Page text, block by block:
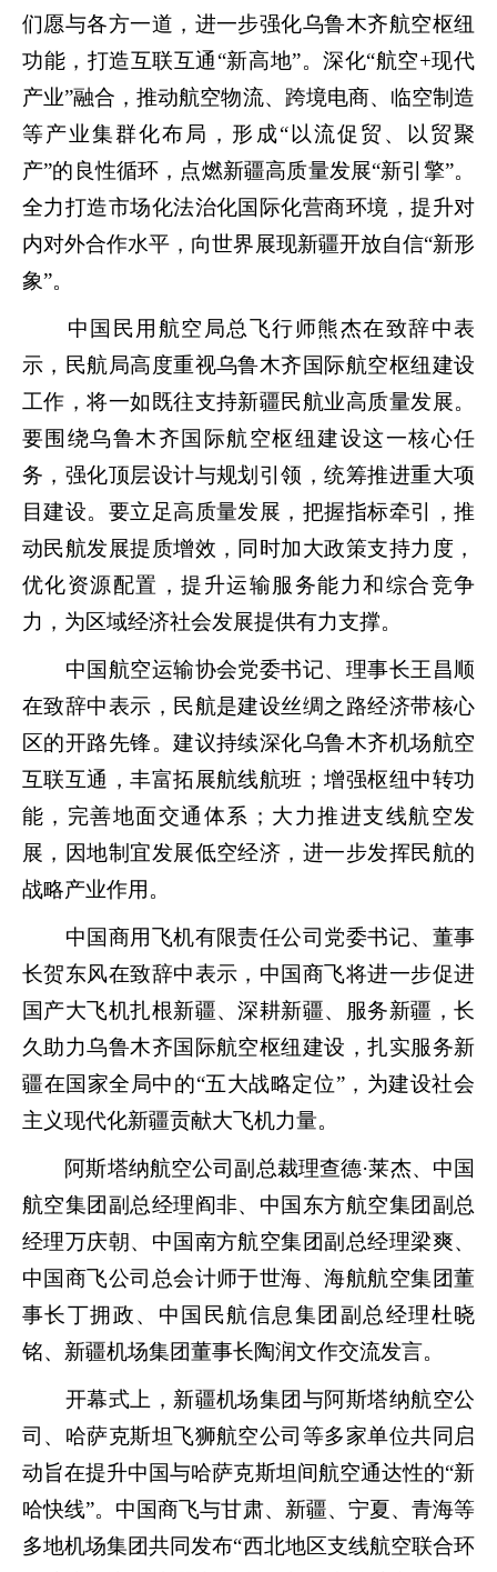
们愿与各方一道，进一步强化乌鲁木齐航空枢纽
功能，打造互联互通“新高地”。深化“航空+现代
产业”融合，推动航空物流、跨境电商、临空制造
等产业集群化布局，形成“以流促贸、以贸聚
产”的良性循环，点燃新疆高质量发展“新引擎”。
全力打造市场化法治化国际化营商环境，提升对
内对外合作水平，向世界展现新疆开放自信“新形
象”。
中国民用航空局总飞行师熊杰在致辞中表
示，民航局高度重视乌鲁木齐国际航空枢纽建设
工作，将一如既往支持新疆民航业高质量发展。
要围绕乌鲁木齐国际航空枢纽建设这一核心任
务，强化顶层设计与规划引领，统筹推进重大项
目建设。要立足高质量发展，把握指标牵引，推
动民航发展提质增效，同时加大政策支持力度，
优化资源配置，提升运输服务能力和综合竞争
力，为区域经济社会发展提供有力支撑。
中国航空运输协会党委书记、理事长王昌顺
在致辞中表示，民航是建设丝绸之路经济带核心
区的开路先锋。建议持续深化乌鲁木齐机场航空
互联互通，丰富拓展航线航班；增强枢纽中转功
能，完善地面交通体系；大力推进支线航空发
展，因地制宜发展低空经济，进一步发挥民航的
战略产业作用。
中国商用飞机有限责任公司党委书记、董事
长贺东风在致辞中表示，中国商飞将进一步促进
国产大飞机扎根新疆、深耕新疆、服务新疆，长
久助力乌鲁木齐国际航空枢纽建设，扎实服务新
疆在国家全局中的“五大战略定位”，为建设社会
主义现代化新疆贡献大飞机力量。
阿斯塔纳航空公司副总裁理查德·莱杰、中国
航空集团副总经理阎非、中国东方航空集团副总
经理万庆朝、中国南方航空集团副总经理梁爽、
中国商飞公司总会计师于世海、海航航空集团董
事长丁拥政、中国民航信息集团副总经理杜晓
铭、新疆机场集团董事长陶润文作交流发言。
开幕式上，新疆机场集团与阿斯塔纳航空公
司、哈萨克斯坦飞狮航空公司等多家单位共同启
动旨在提升中国与哈萨克斯坦间航空通达性的“新
哈快线”。中国商飞与甘肃、新疆、宁夏、青海等
多地机场集团共同发布“西北地区支线航空联合环